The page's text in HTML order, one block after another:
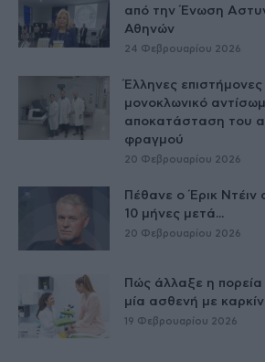
από την Ένωση
Αθηνών
24 Φεβρουαρίου 2026
Έλληνες
μονοκλωνικό
αποκατάσταση του
φραγμού
20 Φεβρουαρίου 2026
Πέθανε ο Έρικ Ντέιν
10 μήνες μετά...
20 Φεβρουαρίου 2026
Πώς άλλαξε η πορεία
μία ασθενή με
19 Φεβρουαρίου 2026